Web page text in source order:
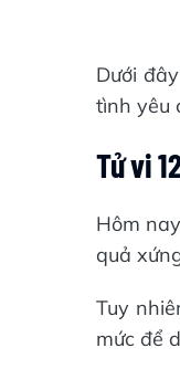
Dưới
tình yêu
Tử vi
Hôm
quả
Tuy
mức để